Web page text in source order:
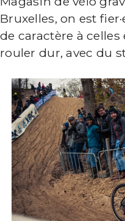
Bruxelles, on est
de caractère à
rouler dur, avec du